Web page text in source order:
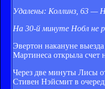
Удалены: Коллинз, 63 —
На 30-й минуте Нобл не
Эвертон накануне
Мартинеса открыла
Через две минуты Лисы
Стивен Нэйсмит в